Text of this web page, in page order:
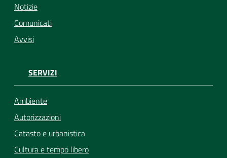
Notizie
Comunicati
Avvisi
SERVIZI
Ambiente
Autorizzazioni
Catasto e urbanistica
Cultura e tempo libero